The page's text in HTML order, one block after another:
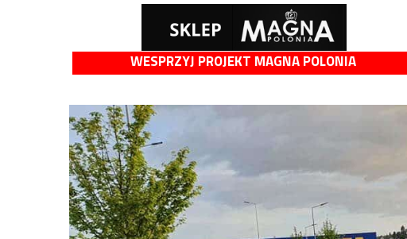
WESPRZYJ PROJEKT MAGNA POLONIA